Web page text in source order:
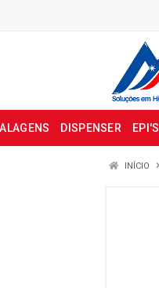
DISPENSER EPI'S
INÍCIO